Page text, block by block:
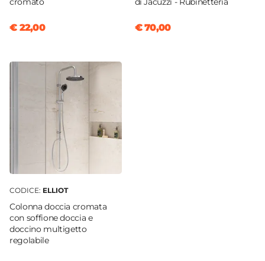
€ 22,00 € 70,00
CODICE: ELLIOT
Colonna doccia cromata
con soffione doccia e
doccino multigetto
regolabile